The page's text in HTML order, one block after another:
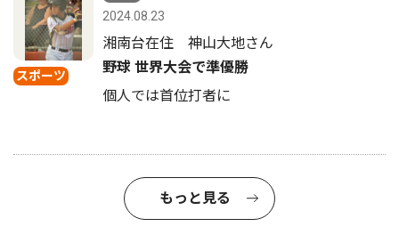
スポーツ
2024.08.23
湘南台在住 神山大地さん
野球 世界大会で準優勝
個人では首位打者に
もっと見る